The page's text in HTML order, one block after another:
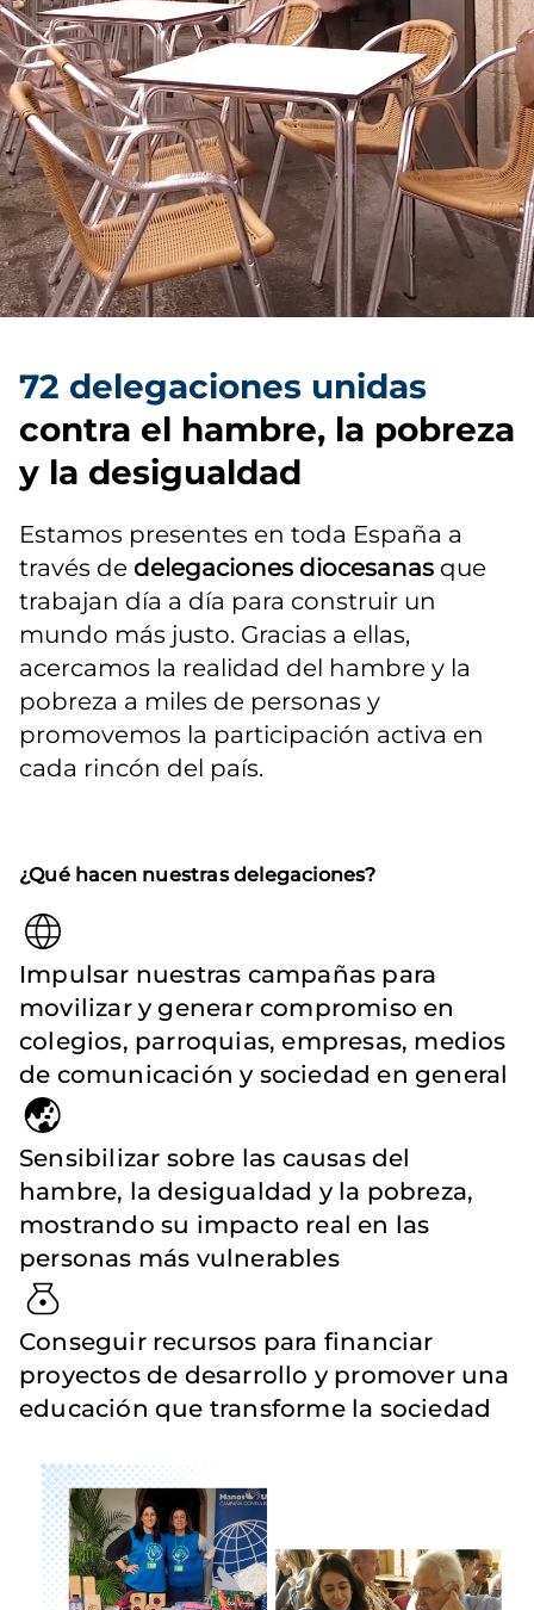
72 delegaciones unidas
contra el hambre, la pobreza
y la desigualdad
Estamos presentes en toda España a
través de delegaciones diocesanas que
trabajan día a día para construir un
mundo más justo. Gracias a ellas,
acercamos la realidad del hambre y la
pobreza a miles de personas y
promovemos la participación activa en
cada rincón del país.
¿Qué hacen nuestras delegaciones?
Impulsar nuestras campañas para
movilizar y generar compromiso en
colegios, parroquias, empresas, medios
de comunicación y sociedad en general
Sensibilizar sobre las causas del
hambre, la desigualdad y la pobreza,
mostrando su impacto real en las
personas más vulnerables
Conseguir recursos para financiar
proyectos de desarrollo y promover una
educación que transforme la sociedad
Imagen